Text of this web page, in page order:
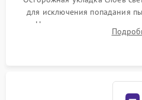
для исключения попадания
Надежное подключение
аккуратное защелкивание